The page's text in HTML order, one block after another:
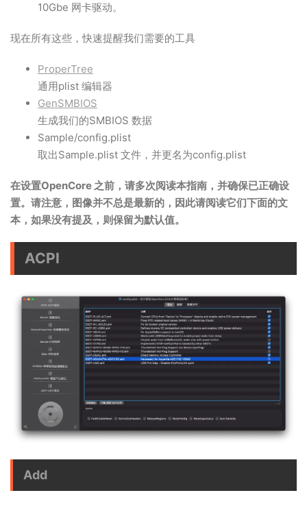
10Gbe 网卡驱动。
现在所有这些，快速提醒我们需要的工具
ProperTree
通用plist 编辑器
GenSMBIOS
生成我们的SMBIOS 数据
Sample/config.plist
取出Sample.plist 文件，并更名为config.plist
在设置OpenCore 之前，请多次阅读本指南，并确保已正确设
置。请注意，图像并不总是最新的，因此请阅读它们下面的文
本，如果没有提及，则保留为默认值。
ACPI
Add